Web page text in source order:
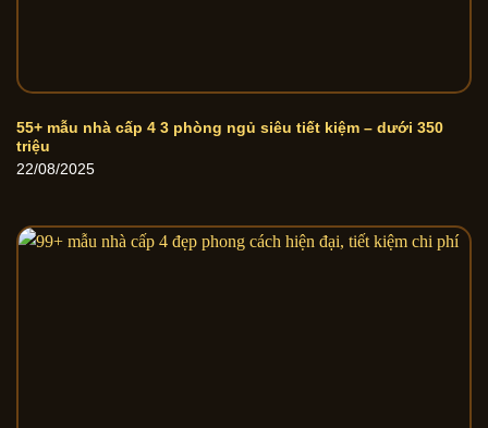
55+ mẫu nhà cấp 4 3 phòng ngủ siêu tiết kiệm – dưới 350
triệu
22/08/2025